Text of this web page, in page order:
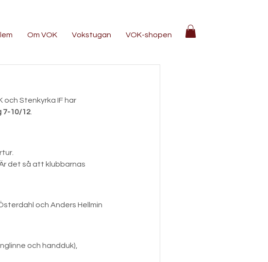
Om VOK Vokstugan VOK-shopen
och Stenkyrka IF har
7-10/12.
det så att klubbarnas
och Anders Hellmin
och handduk),